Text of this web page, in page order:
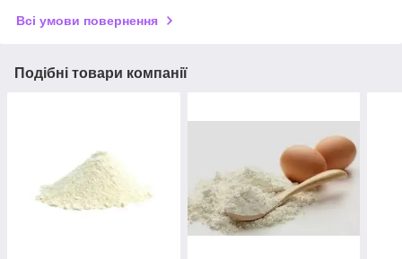
Всі умови повернення
Подібні товари компанії